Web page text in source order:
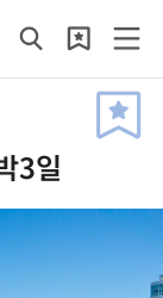
3일